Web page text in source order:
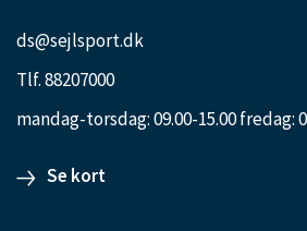
ds@sejlsport.dk
Tlf. 88207000
mandag-torsdag: 09.00-15.00 fredag:
Se kort